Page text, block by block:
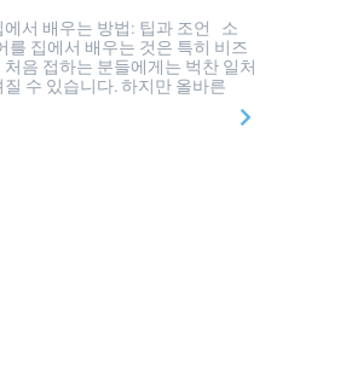
에서 배우는 방법: 팁과 조언 소
를 집에서 배우는 것은 특히 비즈
처음 접하는 분들에게는 벅찬 일처
질 수 있습니다. 하지만 올바른